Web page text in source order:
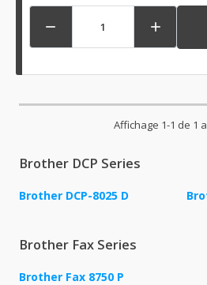
 
Affichage 1-1 de 1
Brother DCP Series
Brother DCP-8025 D
Brother Fax Series
Brother Fax 8750 P